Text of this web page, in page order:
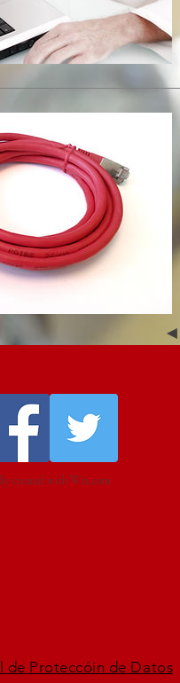
◄
created withWix.com
de Proteccóin de Datos